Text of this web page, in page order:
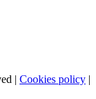
| Cookies policy |